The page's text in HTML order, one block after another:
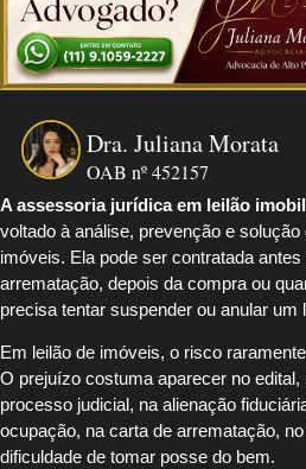
Dra. Juliana Morata
OAB nº 452157
A assessoria jurídica em leilão
voltado à análise, prevenção e
imóveis. Ela pode ser contratada
arrematação, depois da compra ou
precisa tentar suspender ou anular um
Em leilão de imóveis, o risco
O prejuízo costuma aparecer no
processo judicial, na alienação
ocupação, na carta de arrematação,
dificuldade de tomar posse do bem.